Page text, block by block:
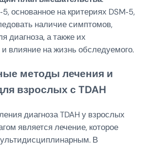
основанное на критериях DSM‑5,
наличие симптомов,
диагноза, а также их
и влияние на жизнь обследуемого.
методы лечения и
взрослых с TDAH
диагноза TDAH у взрослых
является лечение, которое
В